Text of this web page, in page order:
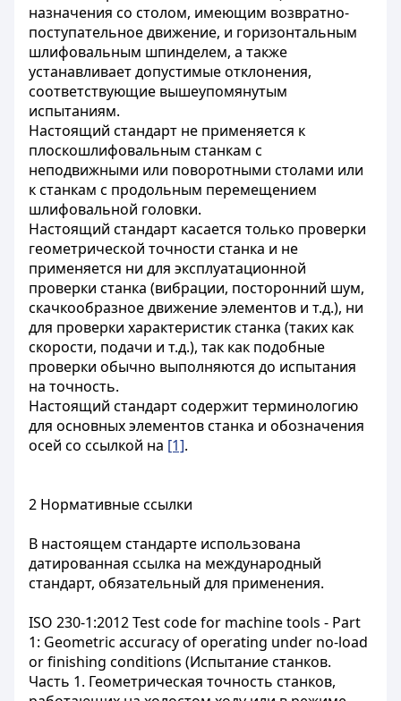
назначения со столом, имеющим возвратно-
поступательное движение, и горизонтальным
шлифовальным шпинделем, а также
устанавливает допустимые отклонения,
соответствующие вышеупомянутым
испытаниям.
Настоящий стандарт не применяется к
плоскошлифовальным станкам с
неподвижными или поворотными столами или
к станкам с продольным перемещением
шлифовальной головки.
Настоящий стандарт касается только проверки
геометрической точности станка и не
применяется ни для эксплуатационной
проверки станка (вибрации, посторонний шум,
скачкообразное движение элементов и т.д.), ни
для проверки характеристик станка (таких как
скорости, подачи и т.д.), так как подобные
проверки обычно выполняются до испытания
на точность.
Настоящий стандарт содержит терминологию
для основных элементов станка и обозначения
осей со ссылкой на [1].
2 Нормативные ссылки
В настоящем стандарте использована
датированная ссылка на международный
стандарт, обязательный для применения.
ISO 230-1:2012 Test code for machine tools - Part
1: Geometric accuracy of operating under no-load
or finishing conditions (Испытание станков.
Часть 1. Геометрическая точность станков,